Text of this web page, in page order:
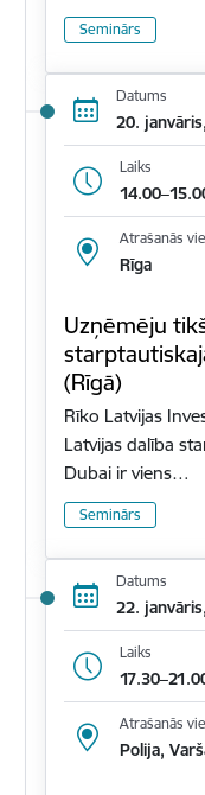
Seminārs
Datums
20.
Laiks
Atrašanās
Rīga
Uzņēmēju
(Rīgā)
Rīko Latvijas
Latvijas dalība
Dubai ir viens…
Seminārs
Datums
22.
Laiks
Atrašanās
Polija,